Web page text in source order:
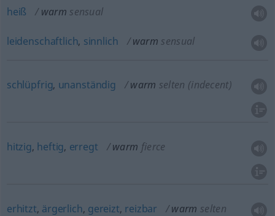
heiß warm sensual
leidenschaftlich, sinnlich warm sensual
schlüpfrig, unanständig warm selten (indecent)
hitzig, heftig, erregt warm fierce
erhitzt, ärgerlich, gereizt, reizbar warm selten